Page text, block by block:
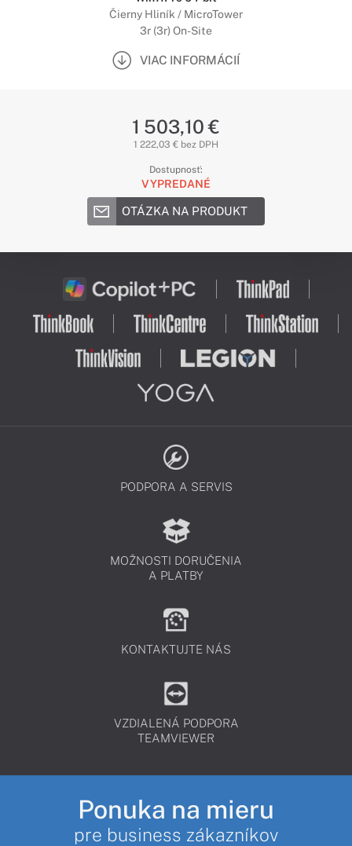
Čierny Hliník / MicroTower
3r (3r) On-Site
VIAC INFORMÁCIÍ
1 503,10 €
1 222,03 € bez DPH
Dostupnosť:
VYPREDANÉ
OTÁZKA NA PRODUKT
PODPORA A SERVIS
MOŽNOSTI DORUČENIA
A PLATBY
KONTAKTUJTE NÁS
VZDIALENÁ PODPORA
TEAMVIEWER
Ponuka na mieru
pre business zákazníkov